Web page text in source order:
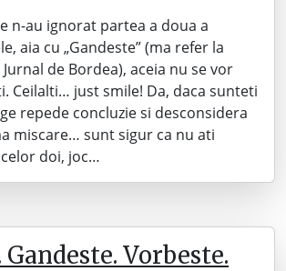
n-au ignorat partea a doua a
aia cu „Gandeste” (ma refer la
de Bordea), aceia nu se vor
Ceilalti… just smile! Da, daca sunteti
repede concluzie si desconsidera
miscare… sunt sigur ca nu ati
doi, joc…
Vorbeste.